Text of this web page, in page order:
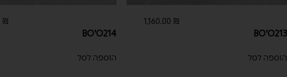
BO'O213
1,160.00 ₪
הוספה לסל
BO'O214
₪
הוספה לסל